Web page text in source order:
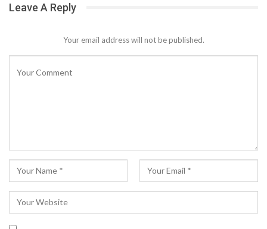
Leave A Reply
Your email address will not be published.